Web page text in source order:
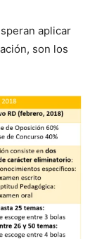
aplicar
son los